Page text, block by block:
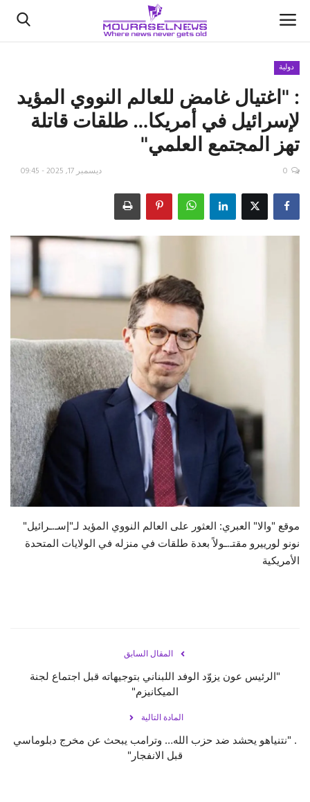
الأخبار
كتّابنا
السعودية
اقتصاد
علوم وتكنولوجيا
دولية
: "اغتيال غامض للعالم النووي المؤيد
لإسرائيل في أمريكا… طلقات قاتلة
تهز المجتمع العلمي"
ديسمبر 17, 2025 - 09:45 0
موقع "والا" العبري: العثور على العالم النووي المؤيد لـ"إسـ.ـرائيل"
نونو لورييرو مقتـ.ـولاً بعدة طلقات في منزله في الولايات المتحدة
الأمريكية
المقال السابق
"الرئيس عون يزوّد الوفد اللبناني بتوجيهاته قبل اجتماع لجنة
الميكانيزم"
المادة التالية
. "نتنياهو يحشد ضد حزب الله… وترامب يبحث عن مخرج دبلوماسي
قبل الانفجار"